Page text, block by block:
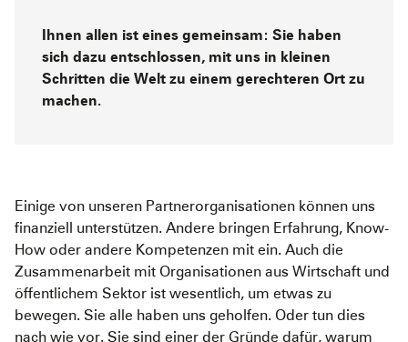
Ihnen allen ist eines gemeinsam: Sie haben
sich dazu entschlossen, mit uns in kleinen
Schritten die Welt zu einem gerechteren Ort zu
machen.
Einige von unseren Partnerorganisationen können uns
finanziell unterstützen. Andere bringen Erfahrung, Know-
How oder andere Kompetenzen mit ein. Auch die
Zusammenarbeit mit Organisationen aus Wirtschaft und
öffentlichem Sektor ist wesentlich, um etwas zu
bewegen. Sie alle haben uns geholfen. Oder tun dies
nach wie vor. Sie sind einer der Gründe dafür, warum